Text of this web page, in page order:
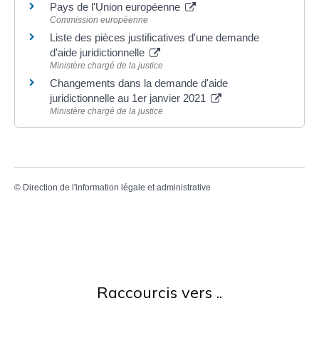
Pays de l'Union européenne
Commission européenne
Liste des pièces justificatives d'une demande
d'aide juridictionnelle
Ministère chargé de la justice
Changements dans la demande d'aide
juridictionnelle au 1er janvier 2021
Ministère chargé de la justice
© Direction de l'information légale et administrative
Raccourcis vers ..